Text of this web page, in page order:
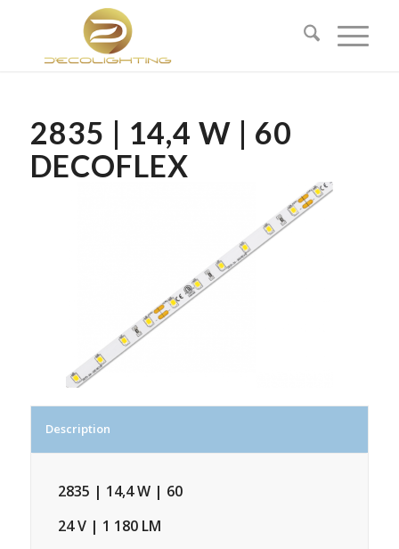
2835 | 14,4 W | 60
DECOFLEX
Description
2835 | 14,4 W | 60
24 V | 1 180 LM